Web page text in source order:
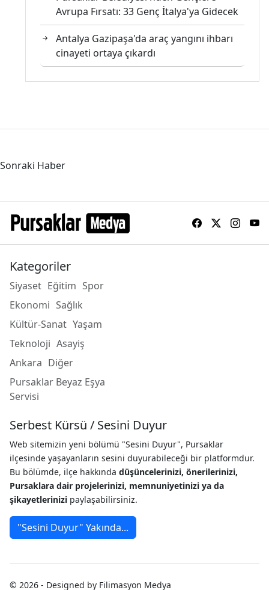
Avrupa Fırsatı: 33 Genç İtalya'ya Gidecek
Antalya Gazipaşa'da araç yangını ihbarı
cinayeti ortaya çıkardı
Sonraki Haber
Kategoriler
Siyaset Eğitim Spor
Ekonomi Sağlık
Kültür-Sanat Yaşam
Teknoloji Asayiş
Ankara Diğer
Pursaklar Beyaz Eşya
Servisi
Serbest Kürsü / Sesini Duyur
Web sitemizin yeni bölümü "Sesini Duyur", Pursaklar
ilçesinde yaşayanların sesini duyurabileceği bir platformdur.
Bu bölümde, ilçe hakkındadüşüncelerinizi, önerilerinizi,
Pursaklara dair projelerinizi, memnuniyetinizi ya da
şikayetlerinizi paylaşabilirsiniz.
"Sesini Duyur" Yakında...
© 2026 - Designed by Filimasyon Medya